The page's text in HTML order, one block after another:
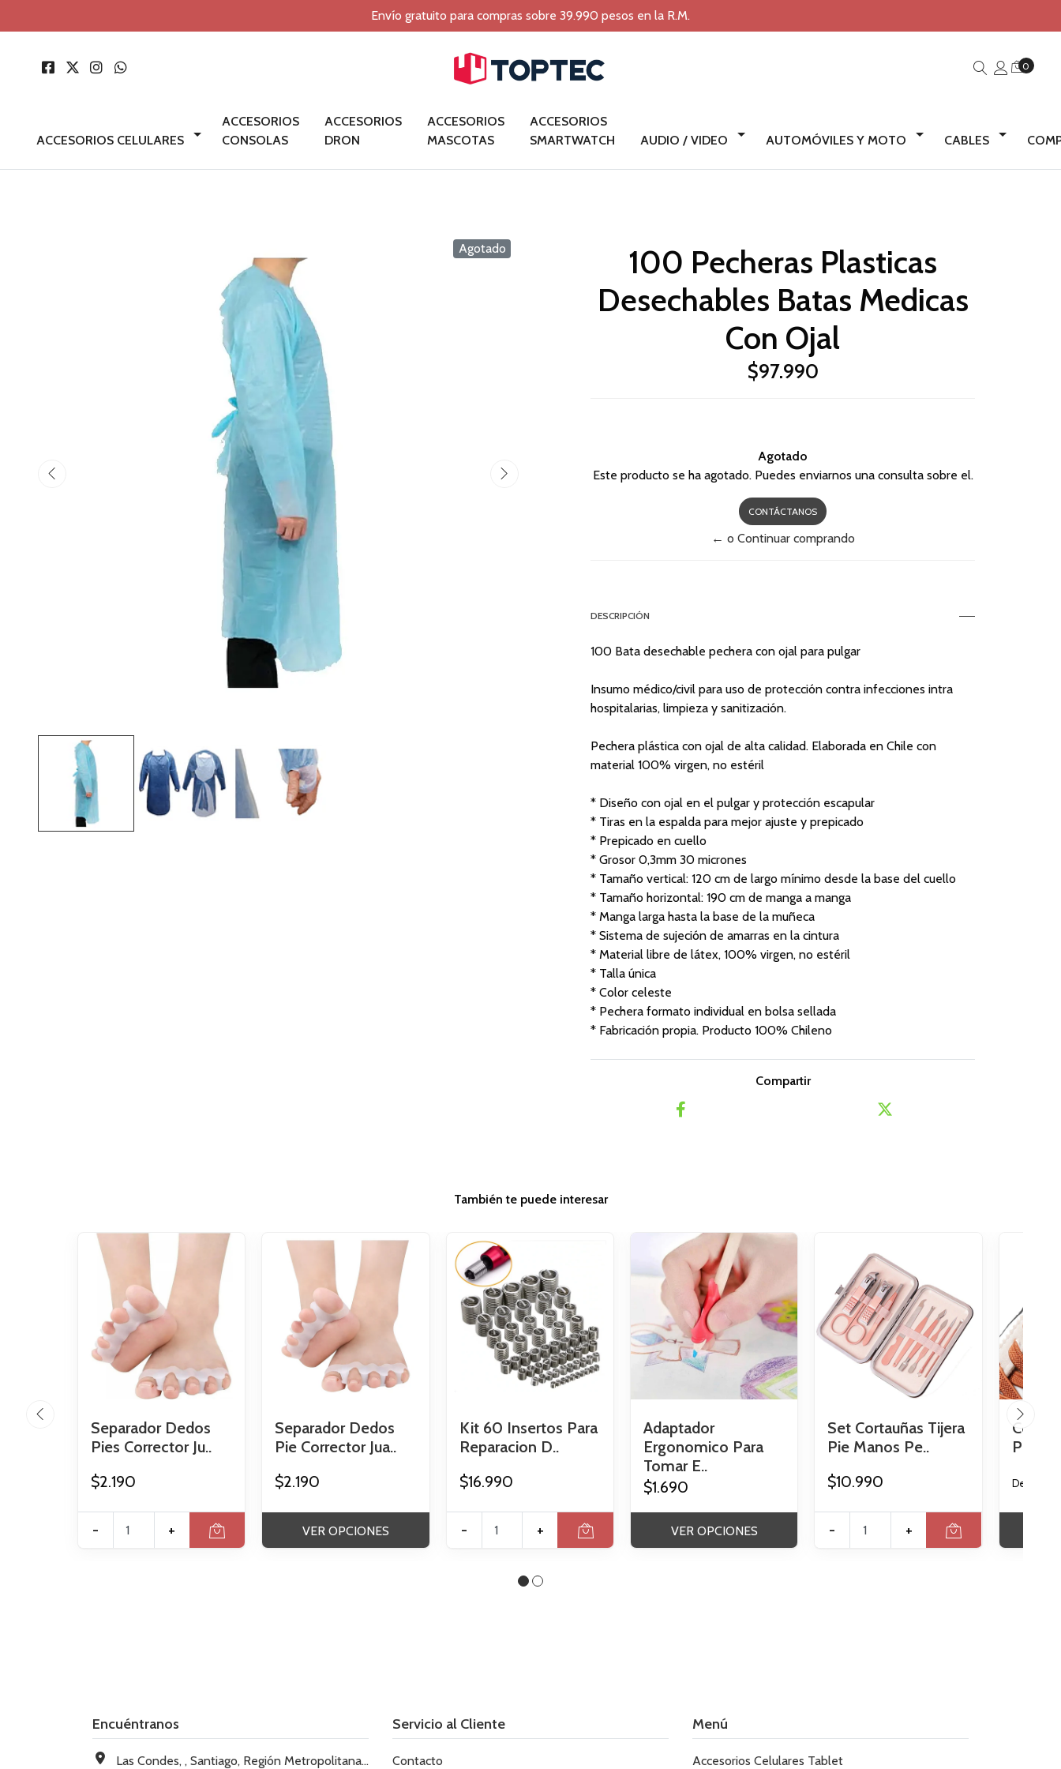
Envío gratuito para compras sobre 39.990 pesos en la R.M.
0
ACCESORIOS CELULARES
ACCESORIOS
CONSOLAS
ACCESORIOS
DRON
ACCESORIOS
MASCOTAS
ACCESORIOS
SMARTWATCH
AUDIO / VIDEO AUTOMÓVILES Y MOTO CABLES
Agotado
100 Pecheras Plasticas
Desechables Batas Medicas
Con Ojal
$97.990
Agotado
Este producto se ha agotado. Puedes enviarnos una consulta sobre el.
CONTÁCTANOS
← o Continuar comprando
DESCRIPCIÓN
100 Bata desechable pechera con ojal para pulgar
Insumo médico/civil para uso de protección contra infecciones intra
hospitalarias, limpieza y sanitización.
Pechera plástica con ojal de alta calidad. Elaborada en Chile con
material 100% virgen, no estéril
* Diseño con ojal en el pulgar y protección escapular
* Tiras en la espalda para mejor ajuste y prepicado
* Prepicado en cuello
* Grosor 0,3mm 30 micrones
* Tamaño vertical: 120 cm de largo mínimo desde la base del cuello
* Tamaño horizontal: 190 cm de manga a manga
* Manga larga hasta la base de la muñeca
* Sistema de sujeción de amarras en la cintura
* Material libre de látex, 100% virgen, no estéril
* Talla única
* Color celeste
* Pechera formato individual en bolsa sellada
* Fabricación propia. Producto 100% Chileno
Compartir
También te puede interesar
Separador Dedos
Pies Corrector Ju..
$2.190
- +
Separador Dedos
Pie Corrector Jua..
$2.190
VER OPCIONES
Kit 60 Insertos Para
Reparacion D..
$16.990
- +
Adaptador
Ergonomico Para
Tomar E..
$1.690
VER OPCIONES
Set Cortauñas Tijera
Pie Manos Pe..
$10.990
- +
Para
Desde
Encuéntranos
Las Condes, , Santiago, Región Metropolitana, Chile
Servicio al Cliente
Contacto
Menú
Accesorios Celulares Tablet